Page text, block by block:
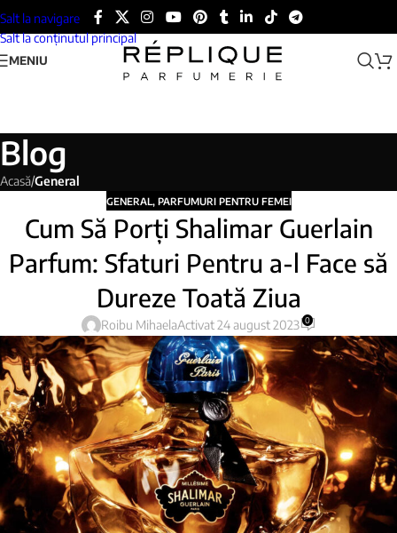
Salt la navigare
Salt la conținutul principal
MENIU
Blog
Acasă/General
GENERAL, PARFUMURI PENTRU FEMEI
Cum Să Porți Shalimar Guerlain
Parfum: Sfaturi Pentru a-l Face să
Dureze Toată Ziua
Roibu MihaelaActivat 24 august 2023 0